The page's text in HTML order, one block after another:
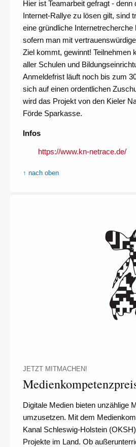
Hier ist Teamarbeit gefragt -
Internet-Rallye zu lösen gilt, sind
eine gründliche
sofern man mit
Ziel kommt, gewinnt! Teilnehmen
aller Schulen und
Anmeldefrist läuft noch bis zum
sich auf einen ordentlichen
wird das Projekt von den Kieler
Förde Sparkasse.
Infos
https://www.kn-netrace.de/
↑ nach oben
JETZT MITMACHEN!
Digitale Medien bieten unzählige
umzusetzen. Mit dem
Kanal Schleswig-Holstein
Projekte im Land. Ob